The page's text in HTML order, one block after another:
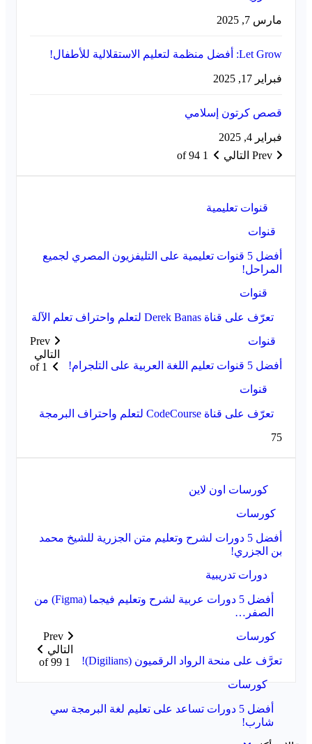
مارس 7, 2025
Let Grow: أفضل منظمة لتعليم الاستقلالية للأطفال!
فبراير 17, 2025
قصص كرتون إسلامي
فبراير 4, 2025
Prev
التالي 1 of 94
قنوات تعليمية
قنوات
أفضل 5 قنوات تعليمية على التليفزيون المصري لجميع
المراحل!
قنوات
تعرّف على قناة Derek Banas لتعلم واحتراف تعلم الآلة
قنوات
أفضل 5 قنوات تعليم اللغة العربية على التلجرام!
قنوات
تعرّف على قناة CodeCourse لتعلم واحتراف البرمجة
Prev
التالي
1 of
75
كورسات اون لاين
كورسات
أفضل 5 دورات لشرح وتعليم متن الجزرية للشيخ محمد
بن الجزري!
دورات تدريبية
أفضل 5 دورات عربية لشرح وتعليم فيجما (Figma) من
الصفر…
كورسات
تعرَّف على منحة الرواد الرقميون (Digilians)!
كورسات
أفضل 5 دورات تساعد على تعليم لغة البرمجة سي
شارب!
Prev
التالي
1 of 99